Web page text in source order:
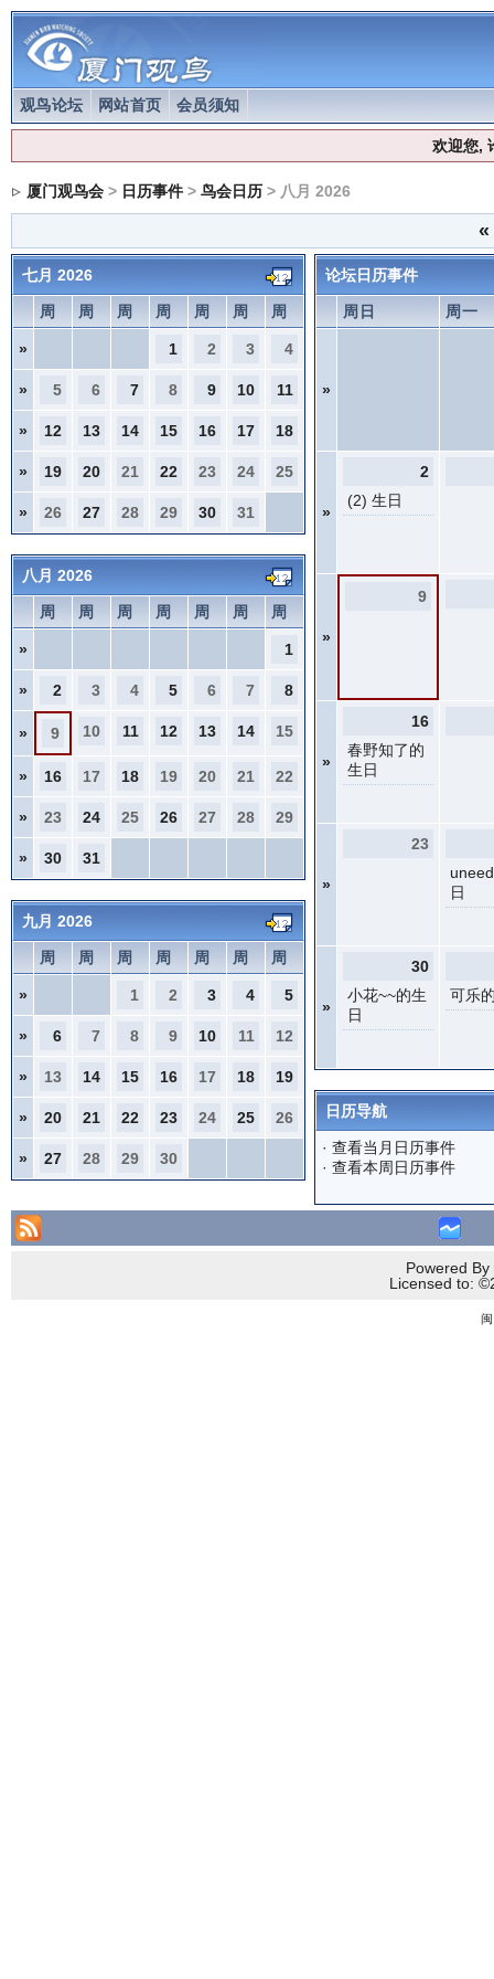
观鸟论坛 网站首页 会员须知
欢迎您,
厦门观鸟会> 日历事件> 鸟会日历> 八月 2026
«
七月 2026
周 周 周 周 周 周 周
» 1 2 3 4
» 5 6 7 8 9 10 11
» 12 13 14 15 16 17 18
» 19 20 21 22 23 24 25
» 26 27 28 29 30 31
八月 2026
周 周 周 周 周 周 周
» 1
» 2 3 4 5 6 7 8
» 9 10 11 12 13 14 15
» 16 17 18 19 20 21 22
» 23 24 25 26 27 28 29
» 30 31
九月 2026
周 周 周 周 周 周 周
» 1 2 3 4 5
» 6 7 8 9 10 11 12
» 13 14 15 16 17 18 19
» 20 21 22 23 24 25 26
» 27 28 29 30
论坛日历事件
周日 周一
»
»
2
(2) 生日
»
9
»
16
春野知了的
生日
»
23
日
»
30
小花~~的生
日
可乐
日历导航
· 查看当月日历事件
· 查看本周日历事件
Powered
Licensed to: